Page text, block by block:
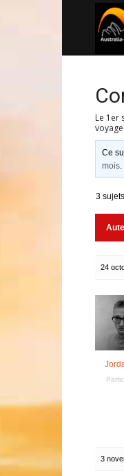
Le 1er
Ce
mois.
3
24
3